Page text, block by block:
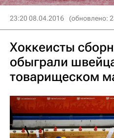
23:20 08.04.2016 (обновлено:
Хоккеисты
обыграли
товарищеском